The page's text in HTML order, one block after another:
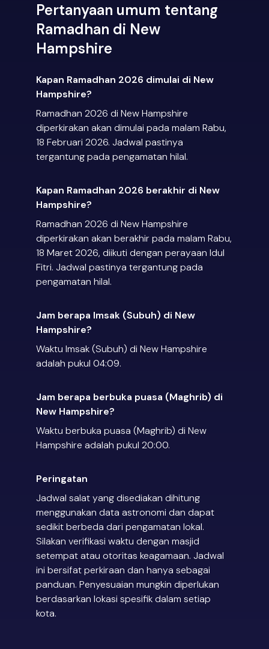
Pertanyaan umum tentang
Ramadhan di New
Hampshire
Kapan Ramadhan 2026 dimulai di New
Hampshire?
Ramadhan 2026 di New Hampshire
diperkirakan akan dimulai pada malam Rabu,
18 Februari 2026. Jadwal pastinya
tergantung pada pengamatan hilal.
Kapan Ramadhan 2026 berakhir di New
Hampshire?
Ramadhan 2026 di New Hampshire
diperkirakan akan berakhir pada malam Rabu,
18 Maret 2026, diikuti dengan perayaan Idul
Fitri. Jadwal pastinya tergantung pada
pengamatan hilal.
Jam berapa Imsak (Subuh) di New
Hampshire?
Waktu Imsak (Subuh) di New Hampshire
adalah pukul 04:09.
Jam berapa berbuka puasa (Maghrib) di
New Hampshire?
Waktu berbuka puasa (Maghrib) di New
Hampshire adalah pukul 20:00.
Peringatan
Jadwal salat yang disediakan dihitung
menggunakan data astronomi dan dapat
sedikit berbeda dari pengamatan lokal.
Silakan verifikasi waktu dengan masjid
setempat atau otoritas keagamaan. Jadwal
ini bersifat perkiraan dan hanya sebagai
panduan. Penyesuaian mungkin diperlukan
berdasarkan lokasi spesifik dalam setiap
kota.